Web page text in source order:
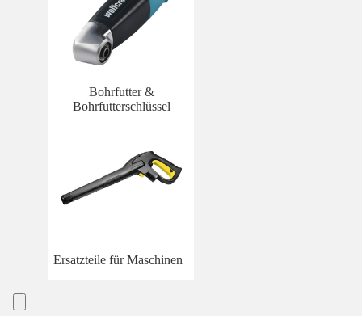
Bohrfutter &
Bohrfutterschlüssel
Ersatzteile für Maschinen